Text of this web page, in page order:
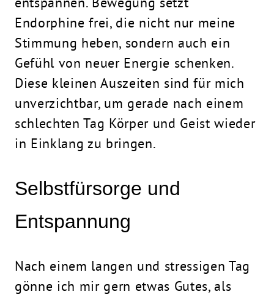
Endorphine frei, die nicht nur meine
Stimmung heben, sondern auch ein
Gefühl von neuer Energie schenken.
Diese kleinen Auszeiten sind für mich
unverzichtbar, um gerade nach einem
schlechten Tag Körper und Geist wieder
in Einklang zu bringen.
Selbstfürsorge und
Entspannung
Nach einem langen und stressigen Tag
gönne ich mir gern etwas Gutes, als